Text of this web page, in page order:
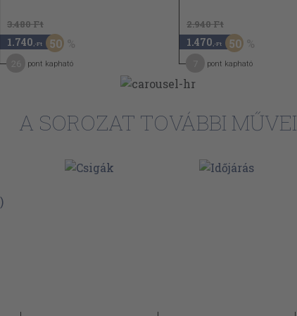
3.480 Ft
1.740 ,-Ft 50
pont kapható
2.940 Ft
1.470 ,-Ft 50
pont kapható
A SOROZAT TOVÁBBI MŰVEI